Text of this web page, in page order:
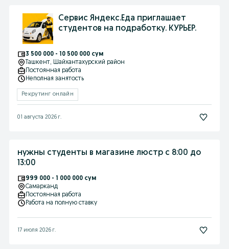
Сервис Яндекс.Еда приглашает
студентов на подработку. КУРЬЕР.
3 500 000 - 10 500 000 сум
Ташкент, Шайхантахурский район
Постоянная работа
Неполная занятость
Рекрутинг онлайн
01 августа 2026 г.
нужны студенты в магазине люстр с 8:00 до
13:00
999 000 - 1 000 000 сум
Самарканд
Постоянная работа
Работа на полную ставку
17 июля 2026 г.